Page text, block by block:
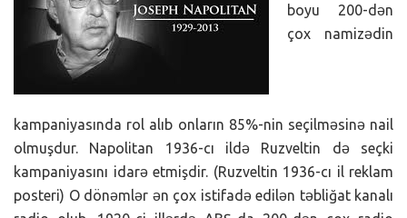
boyu 200-dən
çox namizədin
kampaniyasında rol alıb onların 85%-nin seçilməsinə nail
olmuşdur. Napolitan 1936-cı ildə Ruzveltin də seçki
kampaniyasını idarə etmişdir. (Ruzveltin 1936-cı il reklam
posteri) O dönəmlər ən çox istifadə edilən təbliğat kanalı